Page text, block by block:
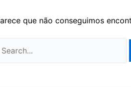
que não conseguimos